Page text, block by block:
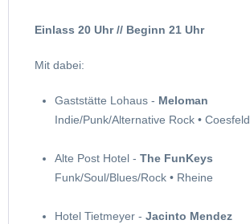
Einlass 20 Uhr // Beginn 21 Uhr
Mit dabei:
Gaststätte Lohaus - Meloman
Indie/Punk/Alternative Rock • Coesfeld
Alte Post Hotel - The FunKeys
Funk/Soul/Blues/Rock • Rheine
Hotel Tietmeyer - Jacinto Mendez